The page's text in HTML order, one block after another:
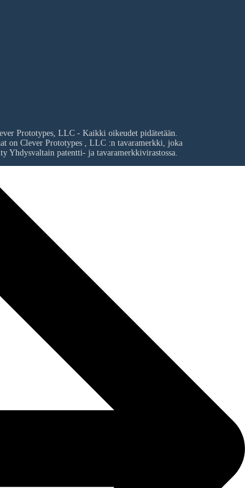
Prototypes, LLC - Kaikki oikeudet pidätetään.
on Clever Prototypes , LLC:n tavaramerkki, joka
Yhdysvaltain patentti- ja tavaramerkkivirastossa.